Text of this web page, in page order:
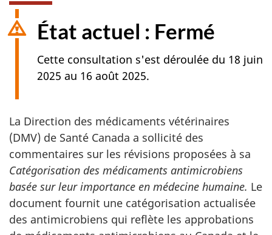
État actuel : Fermé
Cette consultation s'est déroulée du 18 juin
2025 au 16 août 2025.
La Direction des médicaments vétérinaires
(DMV) de Santé Canada a sollicité des
commentaires sur les révisions proposées à sa
Catégorisation des médicaments antimicrobiens
basée sur leur importance en médecine humaine. Le
document fournit une catégorisation actualisée
des antimicrobiens qui reflète les approbations